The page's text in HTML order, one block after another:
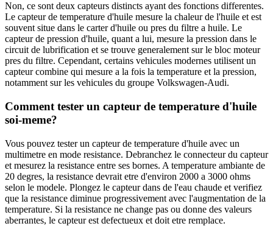
Non, ce sont deux capteurs distincts ayant des fonctions differentes.
Le capteur de temperature d'huile mesure la chaleur de l'huile et est
souvent situe dans le carter d'huile ou pres du filtre a huile. Le
capteur de pression d'huile, quant a lui, mesure la pression dans le
circuit de lubrification et se trouve generalement sur le bloc moteur
pres du filtre. Cependant, certains vehicules modernes utilisent un
capteur combine qui mesure a la fois la temperature et la pression,
notamment sur les vehicules du groupe Volkswagen-Audi.
Comment tester un capteur de temperature d'huile
soi-meme?
Vous pouvez tester un capteur de temperature d'huile avec un
multimetre en mode resistance. Debranchez le connecteur du capteur
et mesurez la resistance entre ses bornes. A temperature ambiante de
20 degres, la resistance devrait etre d'environ 2000 a 3000 ohms
selon le modele. Plongez le capteur dans de l'eau chaude et verifiez
que la resistance diminue progressivement avec l'augmentation de la
temperature. Si la resistance ne change pas ou donne des valeurs
aberrantes, le capteur est defectueux et doit etre remplace.